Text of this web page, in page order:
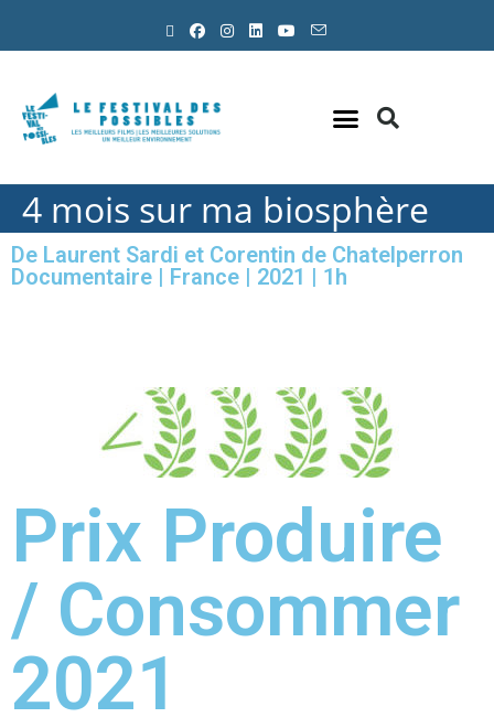
4 mois sur ma biosphère
De Laurent Sardi et Corentin de Chatelperron
Documentaire | France | 2021 | 1h
Prix Produire
/ Consommer
2021